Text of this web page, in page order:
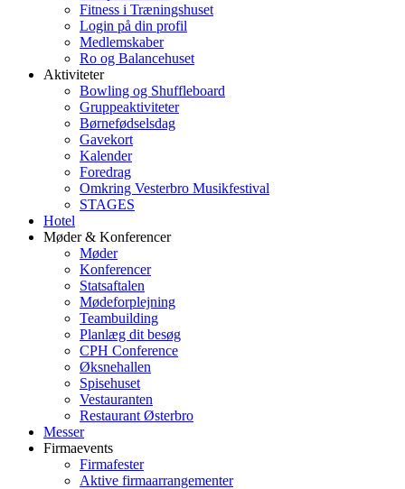
Fitness i Træningshuset
Login på din profil
Medlemskaber
Ro og Balancehuset
Aktiviteter
Bowling og Shuffleboard
Gruppeaktiviteter
Børnefødselsdag
Gavekort
Kalender
Foredrag
Omkring Vesterbro Musikfestival
STAGES
Hotel
Møder & Konferencer
Møder
Konferencer
Statsaftalen
Mødeforplejning
Teambuilding
Planlæg dit besøg
CPH Conference
Øksnehallen
Spisehuset
Vestauranten
Restaurant Østerbro
Messer
Firmaevents
Firmafester
Aktive firmaarrangementer